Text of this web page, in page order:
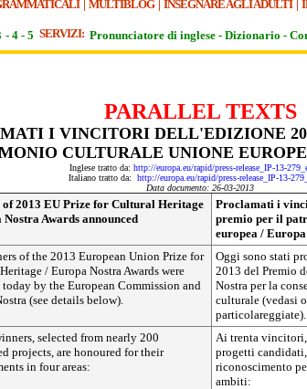
| MULTIBLOG| INSEGNARE AGLI ADULTI |
- 4 - 5 SERVIZI: Pronunciatore di inglese - Dizionario -
PARALLEL TEXTS
I VINCITORI DELL'EDIZIONE
CULTURALE UNIONE
Inglese tratto da: http://europa.eu/rapid/press-release_IP-13-
Italiano tratto da: http://europa.eu/rapid/press-release_IP-13-
Data documento: 26-03-2013
of 2013 EU Prize for Cultural Heritage
Awards announced
Proclamati i
premio per il
europea /
of the 2013 European Union Prize for
/ Europa Nostra Awards were
by the European Commission and
(see details below).
Oggi sono stati
2013 del Premio
Nostra per la
culturale (vedasi
particolareggiate).
selected from nearly 200
projects, are honoured for their
in four areas:
Ai trenta
progetti
riconoscimento
ambiti: